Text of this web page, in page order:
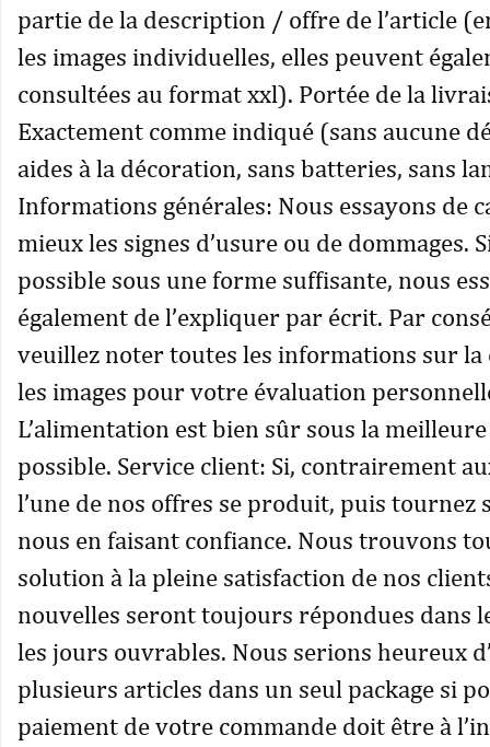
partie de la description / offre de l’article
les images individuelles, elles peuvent
consultées au format xxl). Portée de la
Exactement comme indiqué (sans aucune
aides à la décoration, sans batteries, sans
Informations générales: Nous essayons de
mieux les signes d’usure ou de dommages.
possible sous une forme suffisante, nous
également de l’expliquer par écrit. Par
veuillez noter toutes les informations sur
les images pour votre évaluation
L’alimentation est bien sûr sous la
possible. Service client: Si, contrairement
l’une de nos offres se produit, puis tournez
nous en faisant confiance. Nous trouvons
solution à la pleine satisfaction de nos
nouvelles seront toujours répondues dans
les jours ouvrables. Nous serions heureux
plusieurs articles dans un seul package si
paiement de votre commande doit être à